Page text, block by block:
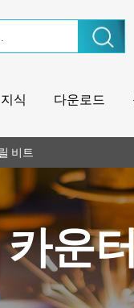
지식 다운로드
비트
카운